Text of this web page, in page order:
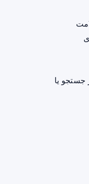
جستجو یا